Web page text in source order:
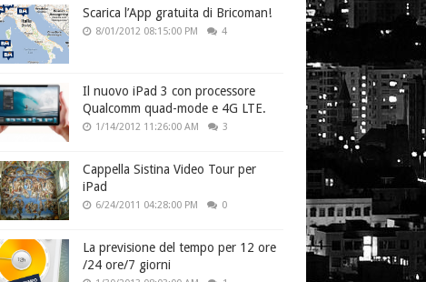
Scarica l’App gratuita di Bricoman!
8/01/2012 08:15:00 PM 4
Il nuovo iPad 3 con processore
Qualcomm quad-mode e 4G LTE.
1/14/2012 11:26:00 AM 3
Cappella Sistina Video Tour per
iPad
6/24/2011 04:28:00 PM 0
La previsione del tempo per 12 ore
/24 ore/7 giorni